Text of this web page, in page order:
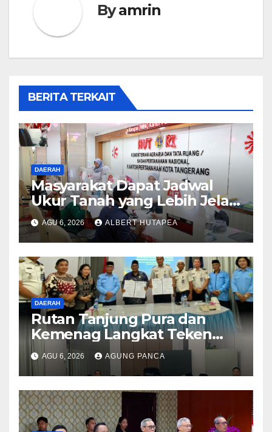
Byamrin
BERITA TERKAIT
DAERAH
Masyarakat Dapat Jadwal
Ukur Tanah yang Lebih Jelas
Berkat Layanan Pengukuran
Terjadwal
AGU 6, 2026 ALBERT HUTAPEA
DAERAH
Rutan Tanjung Pura dan
Kemenag Langkat Teken
PKS Pembinaan Kerohanian
Warga Binaan
AGU 6, 2026 AGUNG PANCA